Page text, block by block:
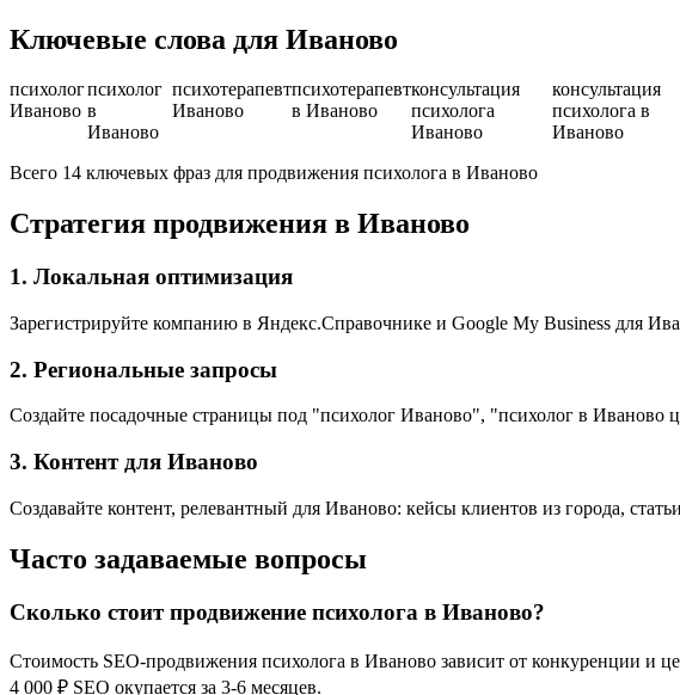
Ключевые слова для Иваново
психолог
Иваново
психолог
в
Иваново
психотерапевт
Иваново
психотерапевт
в Иваново
консультация
психолога
Иваново
консультация
психолога в
Иваново
Всего 14 ключевых фраз для продвижения психолога в Иваново
Стратегия продвижения в Иваново
1. Локальная оптимизация
Зарегистрируйте компанию в Яндекс.Справочнике и Google My Business для
2. Региональные запросы
Создайте посадочные страницы под "психолог Иваново", "психолог в
3. Контент для Иваново
Создавайте контент, релевантный для Иваново: кейсы клиентов из города,
Часто задаваемые вопросы
Сколько стоит продвижение психолога в Иваново?
Стоимость SEO-продвижения психолога в Иваново зависит от конкуренции и
4 000 ₽ SEO окупается за 3-6 месяцев.